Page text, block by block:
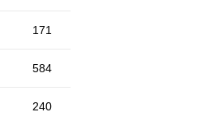
171
584
240